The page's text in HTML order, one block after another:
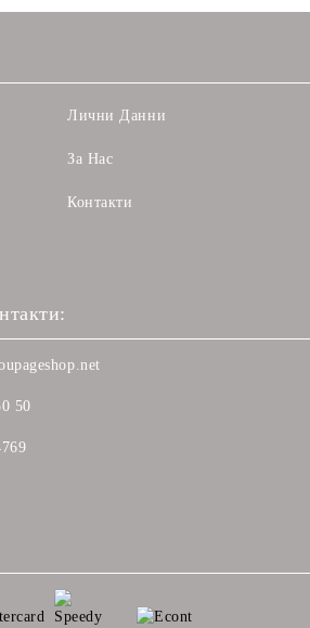
Лични Данни
За Нас
Контакти
50